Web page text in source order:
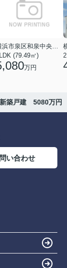
横浜市泉区和泉中央南３丁目
(79.49㎡)
万円
築戸建 5080万円
い合わせ